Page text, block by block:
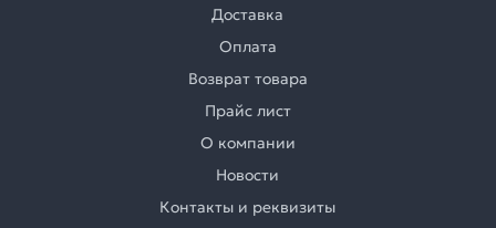
Доставка
Оплата
Возврат товара
Прайс лист
О компании
Новости
Контакты и реквизиты